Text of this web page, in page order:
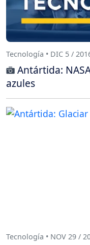
Tecnología • DIC 5 /
Antártida:
azules
Tecnología • NOV 29 /